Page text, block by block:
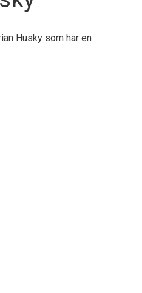
Husky som har en